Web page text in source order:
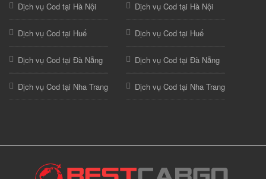
Dịch vụ Cod tại Hà Nội
Dịch vụ Cod tại Huế
Dịch vụ Cod tại Đà Nẵng
Dịch vụ Cod tại Nha Trang
Dịch vụ Cod tại Hà Nội
Dịch vụ Cod tại Huế
Dịch vụ Cod tại Đà Nẵng
Dịch vụ Cod tại Nha Trang